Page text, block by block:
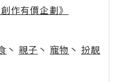
作有價企劃》
丶 親子 丶 寵物 丶 扮靚